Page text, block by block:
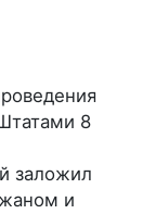
8
заложил
и